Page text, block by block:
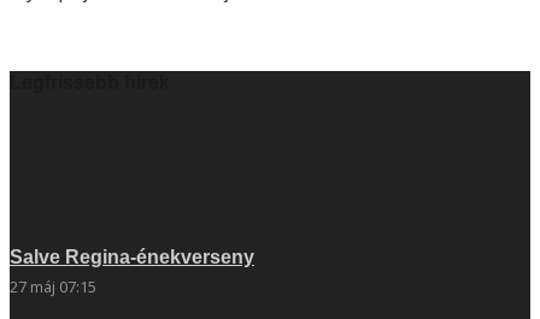
Salve Regina-énekverseny
27 máj 07:15